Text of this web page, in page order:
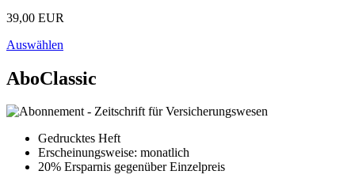
39,00 EUR
Auswählen
AboClassic
Gedrucktes Heft
Erscheinungsweise: monatlich
20% Ersparnis gegenüber Einzelpreis